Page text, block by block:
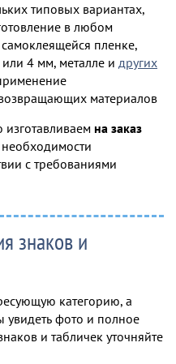
типовых вариантах,
в любом
пленке,
4 мм, металле и других
материалов
на заказ
с требованиями
знаков и
категорию, а
увидеть фото и полное
и табличек уточняйте